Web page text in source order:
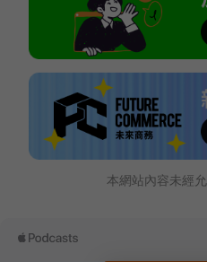
本網站內容未經